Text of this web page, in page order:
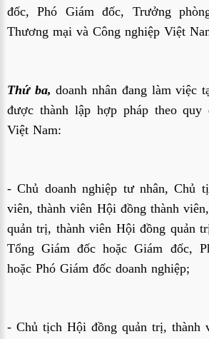
đốc, Phó Giám đốc, Trưởng
Thương mại và Công nghiệp Việt
Thứ ba, doanh nhân đang làm việc
được thành lập hợp pháp theo quy
Việt Nam:
- Chủ doanh nghiệp tư nhân, Chủ
viên, thành viên Hội đồng thành
quản trị, thành viên Hội đồng quản
Tổng Giám đốc hoặc Giám đốc,
hoặc Phó Giám đốc doanh nghiệp;
- Chủ tịch Hội đồng quản trị, thành